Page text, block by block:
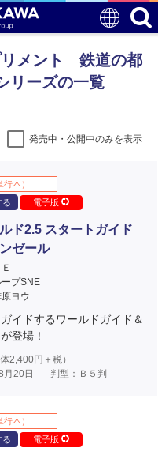
リメント 鉄道の都
リーズの一覧
発売中・公開中のみを表示
本）
る
電子版
ド2.5 スタートガイド
ゼール
プSNE
ヨウ
イドするワールドガイド＆
登場！
2,400円＋税）
月20日
判型：Ｂ５判
本）
る
電子版